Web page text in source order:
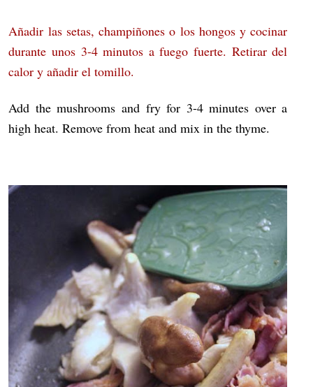
Añadir las setas, champiñones o los hongos y cocinar
durante unos 3-4 minutos a fuego fuerte. Retirar del
calor y añadir el tomillo.
Add the mushrooms and fry for 3-4 minutes over a
high heat. Remove from heat and mix in the thyme.